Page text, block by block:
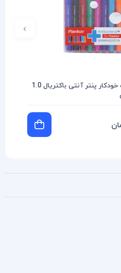
ست 8 رنگ خودکار پنتر آنتی باکتریال 1.0
›